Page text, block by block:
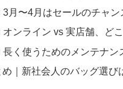
3月〜4月はセールのチャン
オンライン vs 実店舗、ど
長く使うためのメンテナン
め｜新社会人のバッグ選び